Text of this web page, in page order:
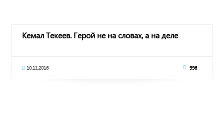
Кемал Текеев. Герой не на словах, а на деле
10.11.2016 996